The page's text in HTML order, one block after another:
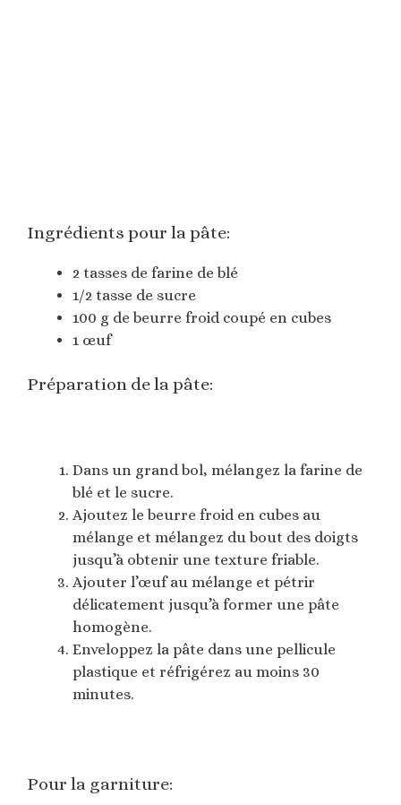
Ingrédients pour la pâte:
2 tasses de farine de blé
1/2 tasse de sucre
100 g de beurre froid coupé en cubes
1 œuf
Préparation de la pâte:
Dans un grand bol, mélangez la farine de
blé et le sucre.
Ajoutez le beurre froid en cubes au
mélange et mélangez du bout des doigts
jusqu’à obtenir une texture friable.
Ajouter l’œuf au mélange et pétrir
délicatement jusqu’à former une pâte
homogène.
Enveloppez la pâte dans une pellicule
plastique et réfrigérez au moins 30
minutes.
Pour la garniture: